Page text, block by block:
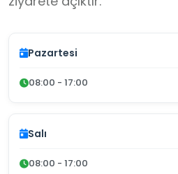
Pazartesi
08:00 - 17:00
Salı
08:00 - 17:00